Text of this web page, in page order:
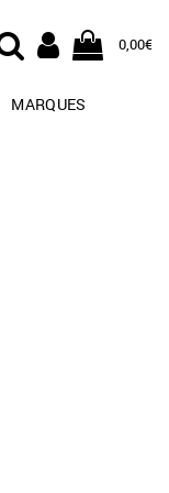
0,00€
MARQUES